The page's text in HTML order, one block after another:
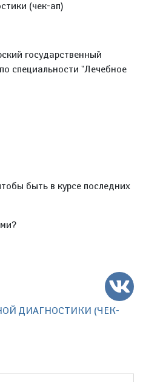
(чек-ап)
государственный
специальности "Лечебное
быть в курсе последних
ДИАГНОСТИКИ (ЧЕК-